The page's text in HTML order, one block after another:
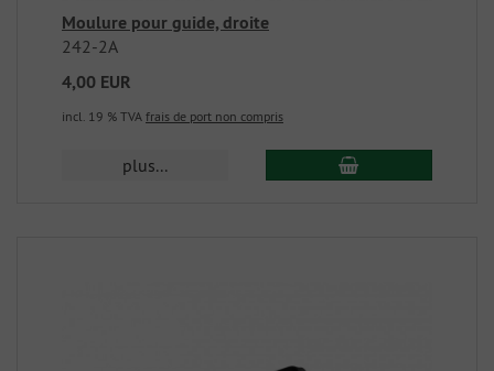
Moulure pour guide, droite
242-2A
4,00 EUR
incl. 19 % TVA frais de port non compris
plus...